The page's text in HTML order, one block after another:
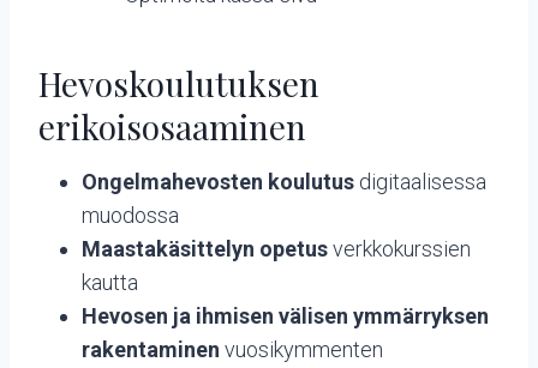
Hevoskoulutuksen
erikoisosaaminen
Ongelmahevosten koulutus digitaalisessa
muodossa
Maastakäsittelyn opetusverkkokurssien
kautta
Hevosen ja ihmisen välisen ymmärryksen
rakentaminen vuosikymmenten